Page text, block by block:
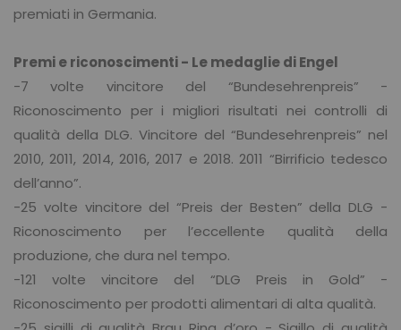
premiati in Germania.
Premi e riconoscimenti - Le medaglie di Engel
-7 volte vincitore del “Bundesehrenpreis” -
Riconoscimento per i migliori risultati nei controlli di
qualità della DLG. Vincitore del “Bundesehrenpreis” nel
2010, 2011, 2014, 2016, 2017 e 2018. 2011 “Birrificio tedesco
dell’anno”.
-25 volte vincitore del “Preis der Besten” della DLG -
Riconoscimento per l’eccellente qualità della
produzione, che dura nel tempo.
-121 volte vincitore del “DLG Preis in Gold” -
Riconoscimento per prodotti alimentari di alta qualità.